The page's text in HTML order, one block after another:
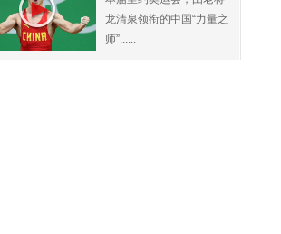
龙清泉领衔的中国“力量之
师”......